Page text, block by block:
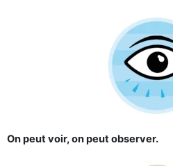
On peut voir, on peut observer.